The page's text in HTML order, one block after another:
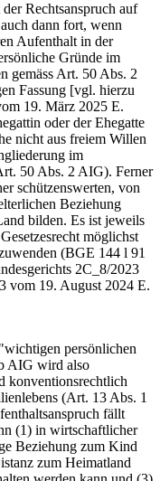
Rechtsanspruch auf
dann fort, wenn
Aufenthalt in der
Gründe im
gemäss Art. 50 Abs. 2
Fassung [vgl. hierzu
19. März 2025 E.
oder der Ehegatte
nicht aus freiem Willen
im
50 Abs. 2 AIG). Ferner
schützenswerten, von
Beziehung
bilden. Es ist jeweils
möglichst
(BGE 144 l 91
2C_8/2023
vom 19. August 2024 E.
persönlichen
AIG wird also
konventionsrechtlich
(Art. 13 Abs. 1
fällt
(1) in wirtschaftlicher
Beziehung zum Kind
zum Heimatland